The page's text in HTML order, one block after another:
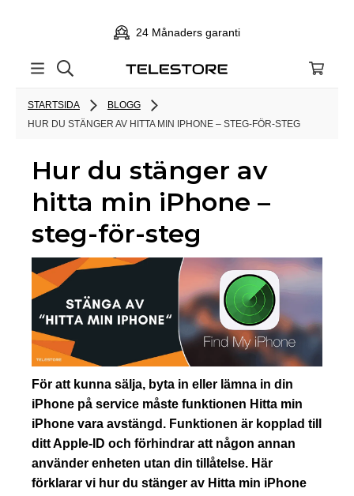
24 Månaders garanti
STARTSIDA
BLOGG
HUR DU STÄNGER AV HITTA MIN IPHONE – STEG-FÖR-STEG
Hur du stänger av
hitta min iPhone –
steg-för-steg
För att kunna sälja, byta in eller lämna in din
iPhone på service måste funktionen Hitta min
iPhone vara avstängd. Funktionen är kopplad till
ditt Apple-ID och förhindrar att någon annan
använder enheten utan din tillåtelse. Här
förklarar vi hur du stänger av Hitta min iPhone